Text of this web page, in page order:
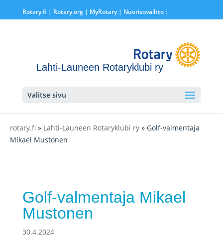
Rotary.fi | Rotary.org| MyRotary | Nuorisovaihto|
Lahti-Launeen Rotaryklubi ry
Valitse sivu
rotary.fi » Lahti-Launeen Rotaryklubi ry » Golf-valmentaja
Mikael Mustonen
Golf-valmentaja Mikael
Mustonen
30.4.2024